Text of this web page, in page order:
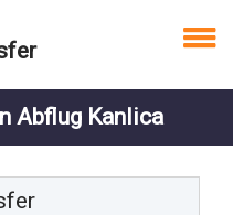
Abflug Kanlica